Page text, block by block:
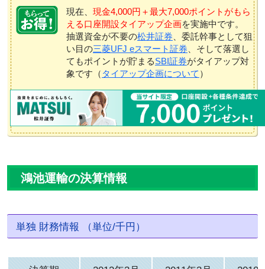
現在、 現金4,000円＋最大7,000ポイントがもら
える口座開設タイアップ企画を実施中です。
抽選資金が不要の松井証券 、委託幹事として狙
い目の三菱UFJ eスマート証券 、そして落選し
てもポイントが貯まるSBI証券がタイアップ対
象です（ タイアップ企画について ）
鴻池運輸の決算情報
単独 財務情報 （単位/千円）